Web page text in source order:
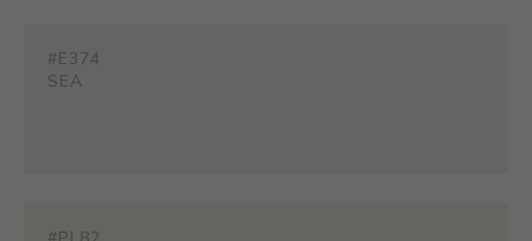
#E374
SEA